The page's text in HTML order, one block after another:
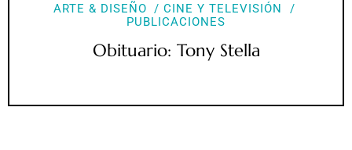
ARTE & DISEÑO
CINE Y TELEVISIÓN
PUBLICACIONES
Obituario: Tony Stella